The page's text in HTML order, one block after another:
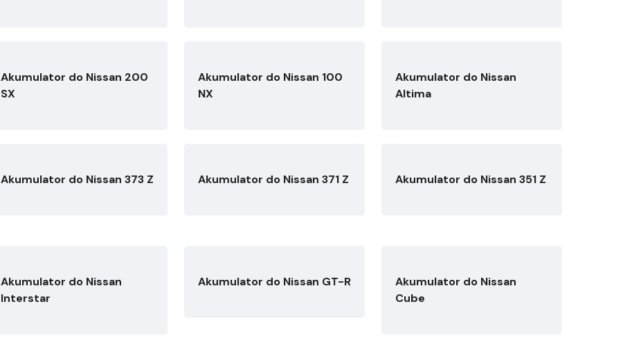
Akumulator do Nissan 200
SX
Akumulator do Nissan 100
NX
Akumulator do Nissan
Altima
Akumulator do Nissan 373 Z Akumulator do Nissan 371 Z Akumulator do Nissan 351 Z
Akumulator do Nissan
Interstar
Akumulator do Nissan GT-R
Akumulator do Nissan
Cube